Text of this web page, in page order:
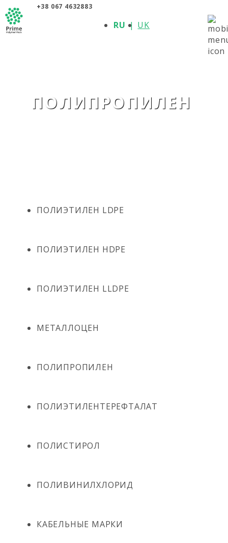
+38 067 4632883
RU UK
ПОЛИПРОПИЛЕН
ПОЛИЭТИЛЕН LDPE
ПОЛИЭТИЛЕН HDPE
ПОЛИЭТИЛЕН LLDPE
МЕТАЛЛОЦЕН
ПОЛИПРОПИЛЕН
ПОЛИЭТИЛЕНТЕРЕФТАЛАТ
ПОЛИСТИРОЛ
ПОЛИВИНИЛХЛОРИД
КАБЕЛЬНЫЕ МАРКИ
О КОМПАНИИ
ПРОДУКЦИЯ